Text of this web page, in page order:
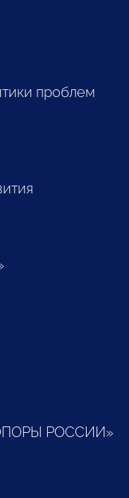
проблем
РОССИИ»